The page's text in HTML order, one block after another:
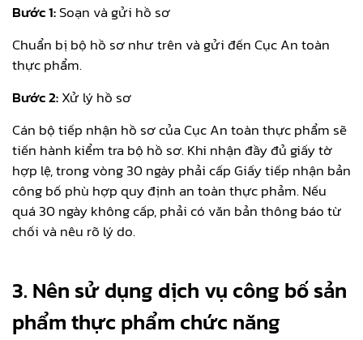
Bước 1:Soạn và gửi hồ sơ
Chuẩn bị bộ hồ sơ như trên và gửi đến Cục An toàn
thực phẩm.
Bước 2:Xử lý hồ sơ
Cán bộ tiếp nhận hồ sơ của Cục An toàn thực phẩm sẽ
tiến hành kiểm tra bộ hồ sơ. Khi nhận đầy đủ giấy tờ
hợp lệ, trong vòng 30 ngày phải cấp Giấy tiếp nhận bản
công bố phù hợp quy định an toàn thực phảm. Nếu
quá 30 ngày không cấp, phải có văn bản thông báo từ
chối và nêu rõ lý do.
3. Nên sử dụng dịch vụ công bố sản
phẩm thực phẩm chức năng